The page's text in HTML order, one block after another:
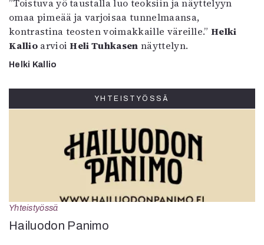
”Toistuva yö taustalla luo teoksiin ja näyttelyyn
omaa pimeää ja varjoisaa tunnelmaansa,
kontrastina teosten voimakkaille väreille.”Helki
KallioarvioiHeli Tuhkasen näyttelyn.
Helki Kallio
YHTEISTYÖSSÄ
Yhteistyössä
Hailuodon Panimo